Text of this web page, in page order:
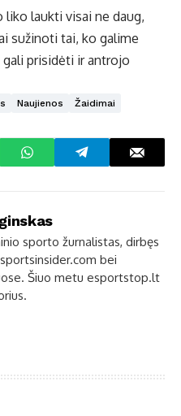
laukti visai ne daug,
sužinoti tai, ko galime
prisidėti ir antrojo
Naujienos Žaidimai
sporto žurnalistas, dirbęs
bei
Šiuo metu esportstop.lt